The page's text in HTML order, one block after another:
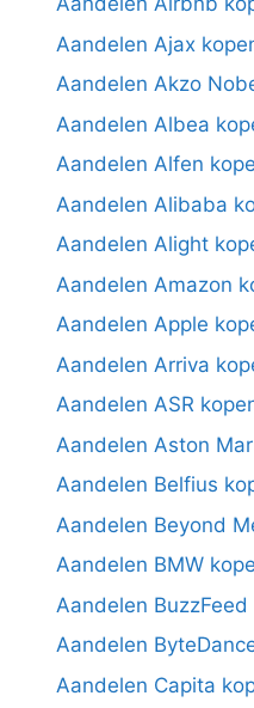
Aandelen Ajax
Aandelen Akzo
Aandelen Albea
Aandelen Alfen
Aandelen Alibaba
Aandelen Alight
Aandelen Amazon
Aandelen Apple
Aandelen Arriva
Aandelen ASR
Aandelen Aston
Aandelen Belfius
Aandelen Beyond
Aandelen BMW
Aandelen BuzzFeed
Aandelen
Aandelen Capita